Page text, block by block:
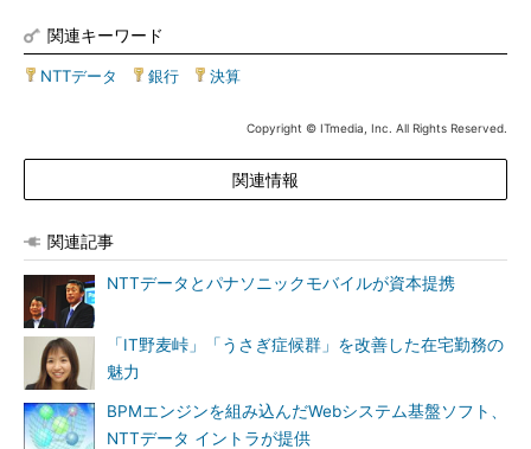
関連キーワード
NTTデータ 銀行 決算
Copyright © ITmedia, Inc. All Rights Reserved.
関連情報
関連記事
NTTデータとパナソニックモバイルが資本提携
「IT野麦峠」「うさぎ症候群」を改善した在宅勤務の
魅力
BPMエンジンを組み込んだWebシステム基盤ソフト、
NTTデータ イントラが提供